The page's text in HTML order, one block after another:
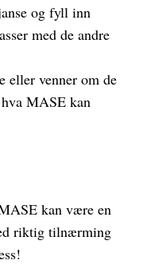
og fyll inn
med de andre
eller venner om de
MASE kan
kan være en
riktig tilnærming